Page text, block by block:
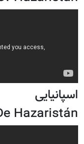
اسپانیایی
Hazaristán